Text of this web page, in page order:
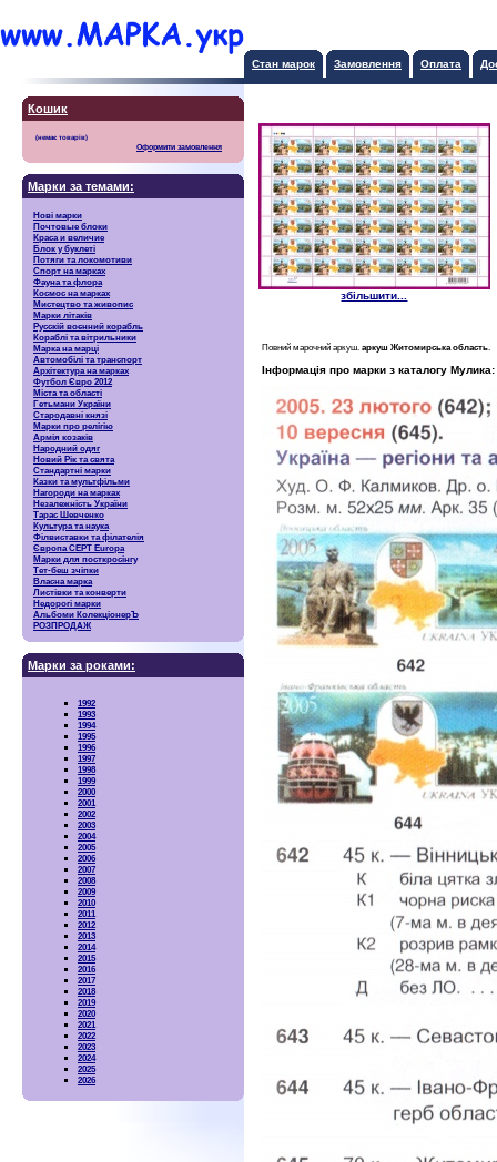
Стан марок Замовлення Оплата
Кошик
Оформити замовлення
Марки за темами:
Нові марки
Почтовые блоки
Краса и величие
Блок у буклеті
Потяги та локомотиви
Спорт на марках
Фауна та флора
Космос на марках
Мистецтво та живопис
Марки літаків
Русскiй воєнний корабль
Кораблі та вітрильники
Марка на марці
Автомобілі та транспорт
Архітектура на марках
Футбол Євро 2012
Міста та області
Гетьмани України
Стародавні князі
Марки про релігію
Армія козаків
Народний одяг
Новий Рік та свята
Стандартні марки
Казки та мультфільми
Нагороди на марках
Незалежність України
Тарас Шевченко
Культура та наука
Філвиставки та філателія
Європа CEPT Europa
Марки для посткросінгу
Тет-беш зчіпки
Власна марка
Листівки та конверти
Недорогі марки
Альбоми КолекціонерЪ
РОЗПРОДАЖ
Марки за роками:
1992
1993
1994
1995
1996
1997
1998
1999
2000
2001
2002
2003
2004
2005
2006
2007
2008
2009
2010
2011
2012
2013
2014
2015
2016
2017
2018
2019
2020
2021
2022
2023
2024
2025
2026
збільшити...
Повний марочний аркуш. аркуш Житомирська область
Інформація про марки з каталогу Мулика: